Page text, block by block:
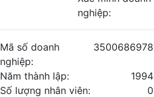
nghiệp:
Mã số doanh
nghiệp:
3500686978
Năm thành lập:
1994
Số lượng nhân viên:
0